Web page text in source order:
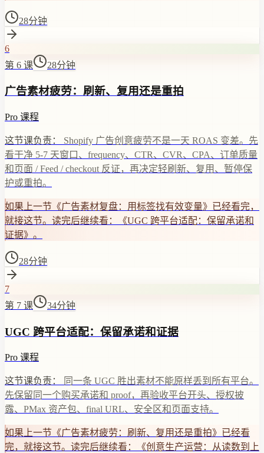
28分钟
6
第 6 课
28分钟
广告素材疲劳：刷新、复用还是重拍
Pro 课程
这节课负责：
Shopify 广告创意疲劳不是一天 ROAS 变差。先
看干净 5-7 天窗口、frequency、CTR、CVR、CPA、订单质量
和页面 / Feed / checkout 反证，再决定轻刷新、复用、暂停保
护或重拍。
如果上一节《广告素材复盘：用标签找有效变量》已经看完，
就接这节。读完后继续看：《UGC 跨平台适配：保留承诺和
证据》。
28分钟
7
第 7 课
34分钟
UGC 跨平台适配：保留承诺和证据
Pro 课程
这节课负责：
同一条 UGC 胜出素材不能原样丢到所有平台。
先保留同一个购买承诺和 proof，再验收平台开头、授权披
露、PMax 资产包、final URL、安全区和页面支持。
如果上一节《广告素材疲劳：刷新、复用还是重拍》已经看
完，就接这节。读完后继续看：《创意生产运营：从读数到上